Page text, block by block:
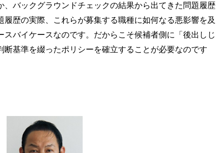
バックグラウンドチェックの結果から出てきた問題履歴
歴の実際、これらが募集する職種に如何なる悪影響を及
バイケースなのです。だからこそ候補者側に「後出しじ
断基準を綴ったポリシーを確立することが必要なのです